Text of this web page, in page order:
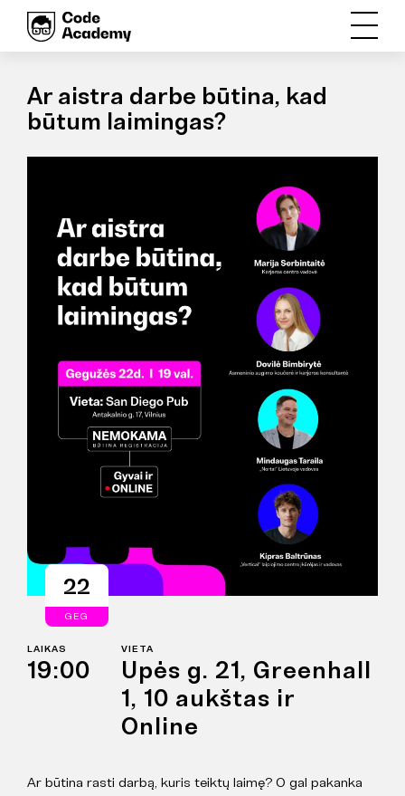
Ar aistra darbe būtina, kad
būtum laimingas?
22
GEG
LAIKAS
19:00
VIETA
Upės g. 21, Greenhall
1, 10 aukštas ir
Online
Ar būtina rasti darbą, kuris teiktų laimę? O gal pakanka